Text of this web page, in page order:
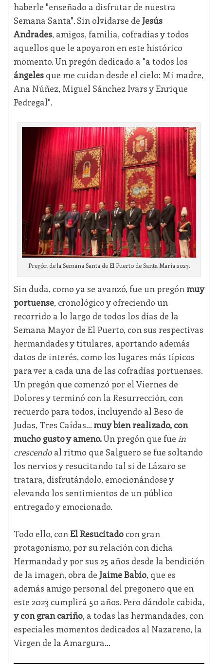
haberle "enseñado a disfrutar de nuestra
Semana Santa". Sin olvidarse de Jesús
Andrades, amigos, familia, cofradías y todos
aquellos que le apoyaron en este histórico
momento. Un pregón dedicado a "a todos los
ángelesque me cuidan desde el cielo: Mi madre,
Ana Núñez, Miguel Sánchez Ivars y Enrique
Pedregal".
Pregón de la Semana Santa de El Puerto de Santa María 2023.
Sin duda, como ya se avanzó, fue un pregón muy
portuense, cronológico y ofreciendo un
recorrido a lo largo de todos los días de la
Semana Mayor de El Puerto, con sus respectivas
hermandades y titulares, aportando además
datos de interés, como los lugares más típicos
para ver a cada una de las cofradías portuenses.
Un pregón que comenzó por el Viernes de
Dolores y terminó con la Resurrección, con
recuerdo para todos, incluyendo al Beso de
Judas, Tres Caídas... muy bien realizado, con
mucho gusto y ameno.Un pregón que fue in
crescendoal ritmo que Salguero se fue soltando
los nervios y resucitando tal si de Lázaro se
tratara, disfrutándolo, emocionándose y
elevando los sentimientos de un público
entregado y emocionado.
Todo ello, conEl Resucitadocon gran
protagonismo, por su relación con dicha
Hermandad y por sus 25 años desde la bendición
de la imagen, obra de Jaime Babio, que es
además amigo personal del pregonero que en
este 2023 cumplirá 50 años. Pero dándole cabida,
y con gran cariño, a todas las hermandades, con
especiales momentos dedicados al Nazareno, la
Virgen de la Amargura...